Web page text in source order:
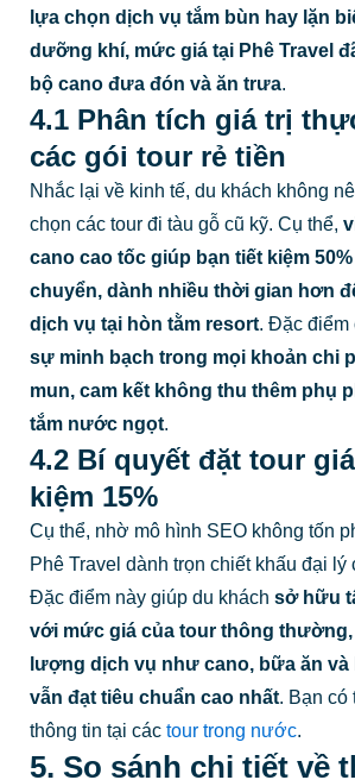
lựa chọn dịch vụ tắm bùn hay lặn
dưỡng khí, mức giá tại Phê Travel
bộ cano đưa đón và ăn trưa.
4.1 Phân tích giá trị
các gói tour rẻ tiền
Nhắc lại về kinh tế, du khách không
chọn các tour đi tàu gỗ cũ kỹ. Cụ thể,
cano cao tốc giúp bạn tiết kiệm
chuyển, dành nhiều thời gian hơn
dịch vụ tại hòn tằm resort. Đặc điểm
sự minh bạch trong mọi khoản chi
mun, cam kết không thu thêm phụ
tắm nước ngọt.
4.2 Bí quyết đặt tour
kiệm 15%
Cụ thể, nhờ mô hình SEO không tốn
Phê Travel dành trọn chiết khấu đại lý
Đặc điểm này giúp du khách sở hữu
với mức giá của tour thông
lượng dịch vụ như cano, bữa ăn và
vẫn đạt tiêu chuẩn cao nhất. Bạn có
thông tin tại các tour trong nước.
5. So sánh chi tiết về